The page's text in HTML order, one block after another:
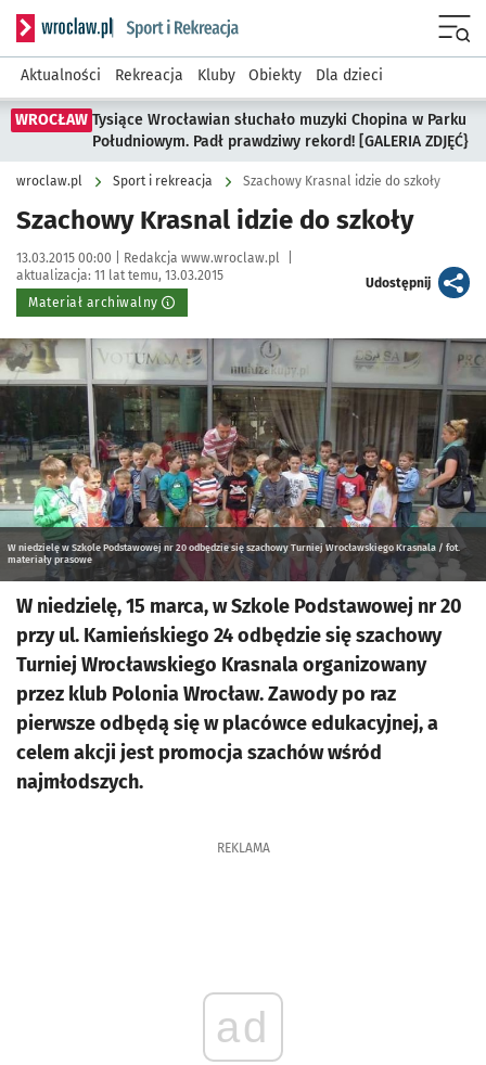
Serwis informacyjny wroclaw.pl podserwis: Sport i rekreacja
Aktualności Rekreacja Kluby Obiekty Dla dzieci
WROCŁAW Tysiące Wrocławian słuchało muzyki Chopina w Parku
Południowym. Padł prawdziwy rekord! [GALERIA ZDJĘĆ}
wroclaw.pl Sport i rekreacja Szachowy Krasnal idzie do szkoły
Szachowy Krasnal idzie do szkoły
Data publikacji:
13.03.2015 00:00 | Autor:
Redakcja www.wroclaw.pl
aktualizacja: 11 lat temu, 13.03.2015
Materiał archiwalny
Udostępnijartykuł
Kliknij, aby powiększyć
W niedzielę w Szkole Podstawowej nr 20 odbędzie się szachowy Turniej Wrocławskiego Krasnala / fot.
materiały prasowe
W niedzielę, 15 marca, w Szkole Podstawowej nr 20
przy ul. Kamieńskiego 24 odbędzie się szachowy
Turniej Wrocławskiego Krasnala organizowany
przez klub Polonia Wrocław. Zawody po raz
pierwsze odbędą się w placówce edukacyjnej, a
celem akcji jest promocja szachów wśród
najmłodszych.
REKLAMA
ad